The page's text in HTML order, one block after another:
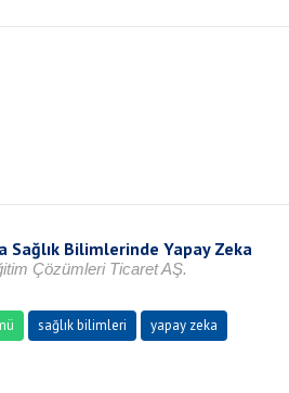
Bilimlerinde Yapay Zeka
Çözümleri Ticaret AŞ.
sağlık bilimleri
yapay zeka